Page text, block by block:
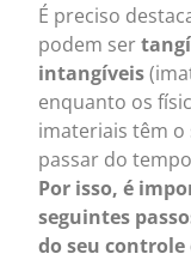
É preciso
podem ser
intangíveis
enquanto os
imateriais têm
passar do
Por isso, é
seguintes
do seu